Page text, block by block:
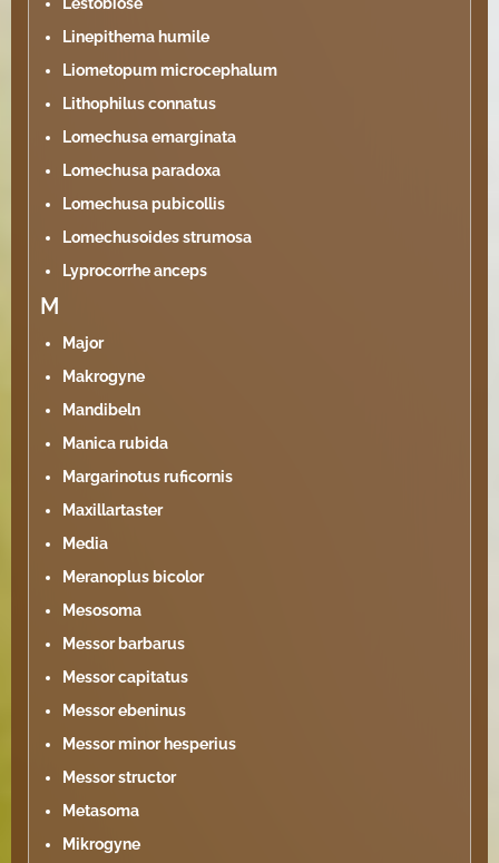
Linepithema humile
Liometopum microcephalum
Lithophilus connatus
Lomechusa emarginata
Lomechusa paradoxa
Lomechusa pubicollis
Lomechusoides strumosa
Lyprocorrhe anceps
M
Major
Makrogyne
Mandibeln
Manica rubida
Margarinotus ruficornis
Maxillartaster
Media
Meranoplus bicolor
Mesosoma
Messor barbarus
Messor capitatus
Messor ebeninus
Messor minor hesperius
Messor structor
Metasoma
Mikrogyne